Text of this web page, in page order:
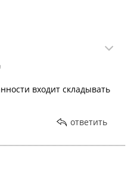
входит складывать
ответить